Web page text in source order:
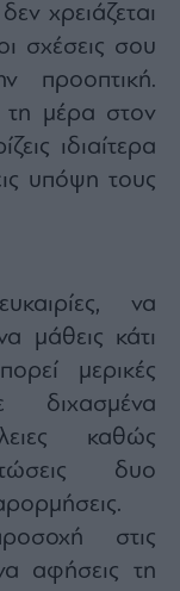
χρειάζεται
σχέσεις σου
προοπτική.
τη μέρα στον
ιδιαίτερα
υπόψη τους
να
μάθεις κάτι
μερικές
καθώς
δυο
στις
αφήσεις τη